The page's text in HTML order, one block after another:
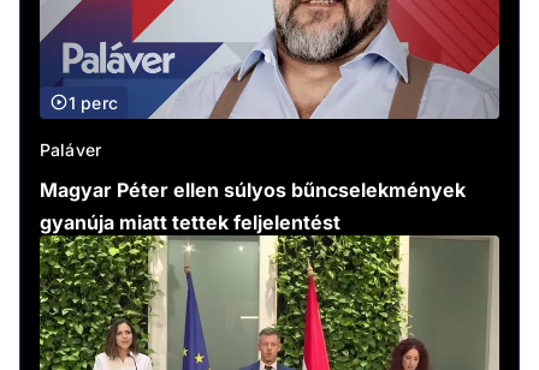
1 perc
Paláver
Magyar Péter ellen súlyos bűncselekmények
gyanúja miatt tettek feljelentést